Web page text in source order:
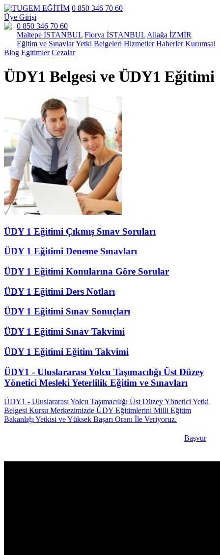
0 850 346 70 60
Üye Girişi
0 850 346 70 60
Maltepe İSTANBUL Florya İSTANBUL Aliağa İZMİR
Eğitim ve SınavlarYetki Belgeleri Hizmetler Haberler Kurumsal
Blog Egitimler Cezalar
ÜDY1 Belgesi ve ÜDY1 Eğitimi
ÜDY 1 Eğitimi Çıkmış Sınav Soruları
ÜDY 1 Eğitimi Deneme Sınavları
ÜDY 1 Eğitimi Konularına Göre Sorular
ÜDY 1 Eğitimi Ders Notları
ÜDY 1 Eğitimi Sınav Sonuçları
ÜDY 1 Eğitimi Sınav Takvimi
ÜDY 1 Eğitimi Eğitim Takvimi
ÜDY1 - Uluslararası Yolcu Taşımacılığı Üst Düzey
Yönetici Mesleki Yeterlilik Eğitim ve Sınavları
ÜDY1 - Uluslararası Yolcu Taşımacılığı Üst Düzey Yönetici Yetki
Belgesi Kursu Merkezimizde ÜDY Eğitimlerini Milli Eğitim
Bakanlığı Yetkisi ve Yüksek Başarı Oranı İle Veriyoruz.
Başvur